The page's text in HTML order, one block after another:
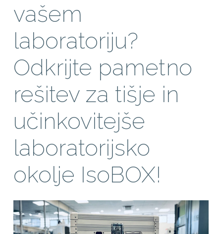
vašem
laboratoriju?
Odkrijte pametno
rešitev za tišje in
učinkovitejše
laboratorijsko
okolje IsoBOX!